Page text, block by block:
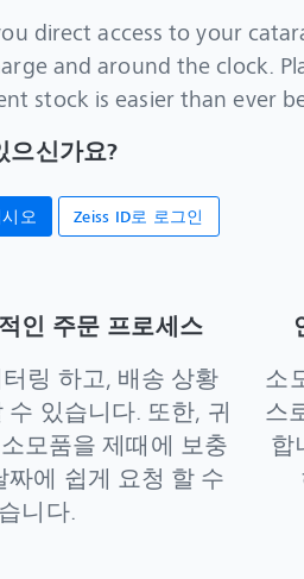
direct access to your
and around the clock.
stock is easier than ever
으신가요?
오 Zeiss ID로 로그인
인 주문 프로세스
링 하고, 배송 상황
있습니다. 또한, 귀
모품을 제때에 보충
에 쉽게 요청 할 수
니다.
소
스
합